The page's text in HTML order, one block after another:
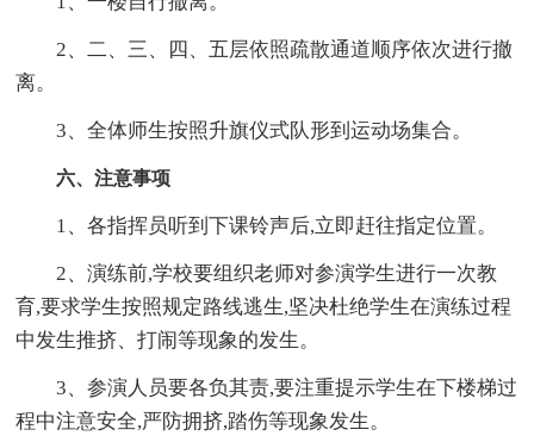
2、二、三、四、五层依照疏散通道顺序依次进行撤
离。
3、全体师生按照升旗仪式队形到运动场集合。
六、注意事项
1、各指挥员听到下课铃声后,立即赶往指定位置。
2、演练前,学校要组织老师对参演学生进行一次教
育,要求学生按照规定路线逃生,坚决杜绝学生在演练过程
中发生推挤、打闹等现象的发生。
3、参演人员要各负其责,要注重提示学生在下楼梯过
程中注意安全,严防拥挤,踏伤等现象发生。